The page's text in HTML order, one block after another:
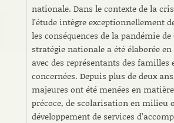
nationale. Dans le contexte de la
l’étude intègre exceptionnellement
les conséquences de la pandémie de
stratégie nationale a été élaborée
avec des représentants des familles
concernées. Depuis plus de deux
majeures ont été menées en
précoce, de scolarisation en milieu
développement de services